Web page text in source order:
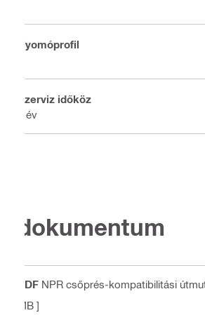
Nyomóprofil
Szerviz időköz
1 év
dokumentum
PDF NPR csőprés-kompatibilitási
MB ]